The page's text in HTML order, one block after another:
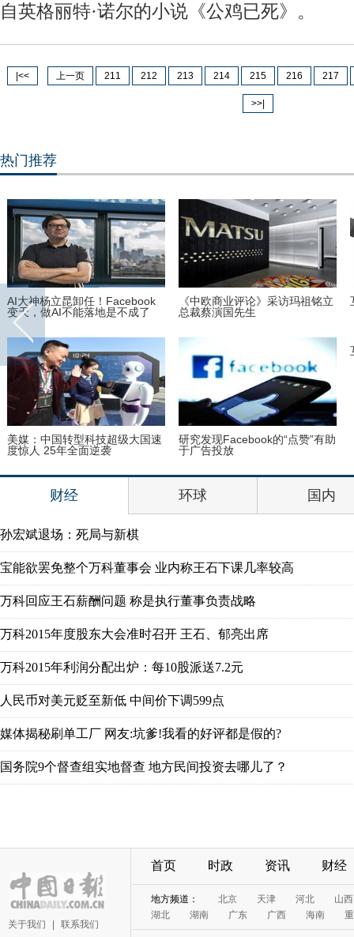
自英格丽特·诺尔的小说《公鸡已死》。
|<< 上一页 211 212 213 214 215 216 217
>>|
关于我们 联系我们
首页 时政 资讯 财经